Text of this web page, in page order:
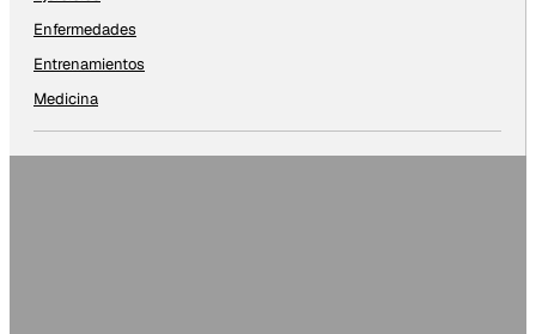
Enfermedades
Entrenamientos
Medicina